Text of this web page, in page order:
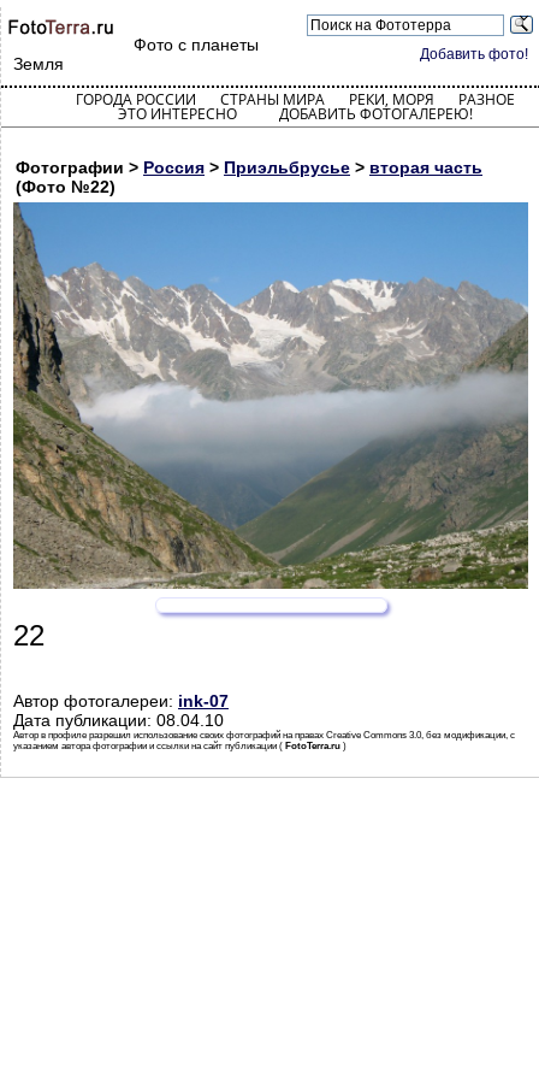
Добавить фото!
Фото с планеты
Земля
ГОРОДА РОССИИ СТРАНЫ МИРА РЕКИ, МОРЯ РАЗНОЕ
ЭТО ИНТЕРЕСНО ДОБАВИТЬ ФОТОГАЛЕРЕЮ!
Фотографии > Россия > Приэльбрусье > вторая часть
(Фото №22)
22
Автор фотогалереи: ink-07
Дата публикации: 08.04.10
Автор в профиле разрешил использование своих фотографий на правах Creative Commons 3.0, без модификации, с
указанием автора фотографии и ссылки на сайт публикации ( FotoTerra.ru )